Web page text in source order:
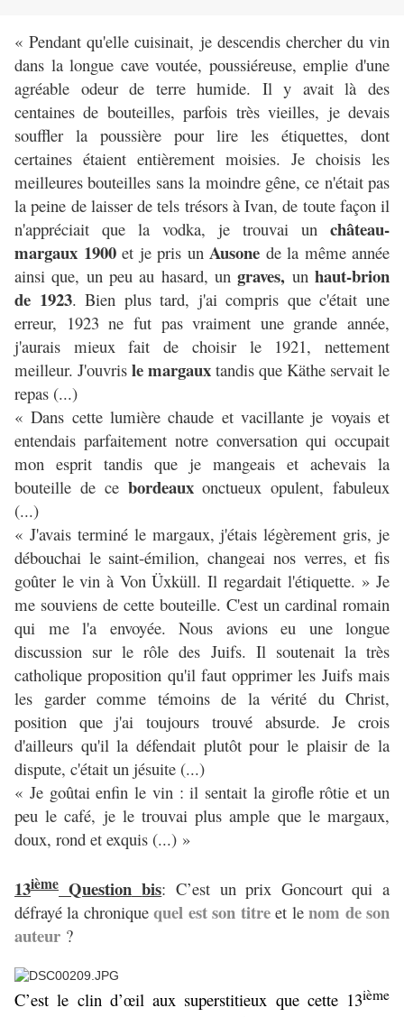
« Pendant qu'elle cuisinait, je descendis chercher du vin
dans la longue cave voutée, poussiéreuse, emplie d'une
agréable odeur de terre humide. Il y avait là des
centaines de bouteilles, parfois très vieilles, je devais
souffler la poussière pour lire les étiquettes, dont
certaines étaient entièrement moisies. Je choisis les
meilleures bouteilles sans la moindre gêne, ce n'était pas
la peine de laisser de tels trésors à Ivan, de toute façon il
n'appréciait que la vodka, je trouvai un château-
margaux 1900et je pris un Ausone de la même année
ainsi que, un peu au hasard, ungraves, unhaut-brion
de 1923. Bien plus tard, j'ai compris que c'était une
erreur, 1923 ne fut pas vraiment une grande année,
j'aurais mieux fait de choisir le 1921, nettement
meilleur. J'ouvris le margaux tandis que Käthe servait le
repas (...)
« Dans cette lumière chaude et vacillante je voyais et
entendais parfaitement notre conversation qui occupait
mon esprit tandis que je mangeais et achevais la
bouteille de ce bordeauxonctueux opulent, fabuleux
(...)
« J'avais terminé le margaux, j'étais légèrement gris, je
débouchai le saint-émilion, changeai nos verres, et fis
goûter le vin à Von Üxküll. Il regardait l'étiquette. » Je
me souviens de cette bouteille. C'est un cardinal romain
qui me l'a envoyée. Nous avions eu une longue
discussion sur le rôle des Juifs. Il soutenait la très
catholique proposition qu'il faut opprimer les Juifs mais
les garder comme témoins de la vérité du Christ,
position que j'ai toujours trouvé absurde. Je crois
d'ailleurs qu'il la défendait plutôt pour le plaisir de la
dispute, c'était un jésuite (...)
« Je goûtai enfin le vin : il sentait la girofle rôtie et un
peu le café, je le trouvai plus ample que le margaux,
doux, rond et exquis (...) »
13ième Question bis: C’est un prix Goncourt qui a
défrayé la chroniquequel est son titreet lenom de son
auteur ?
C’est le clin d’œil aux superstitieux que cette 13ième